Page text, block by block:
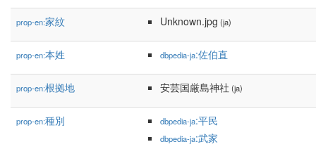
prop-en:家紋 Unknown.jpg (ja)
prop-en:本姓 dbpedia-ja:佐伯直
prop-en:根拠地 安芸国厳島神社 (ja)
prop-en:種別 dbpedia-ja:平民
dbpedia-ja:武家